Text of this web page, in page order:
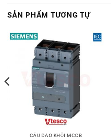
SẢN PHẨM TƯƠNG TỰ
CẦU DAO KHỐI MCCB